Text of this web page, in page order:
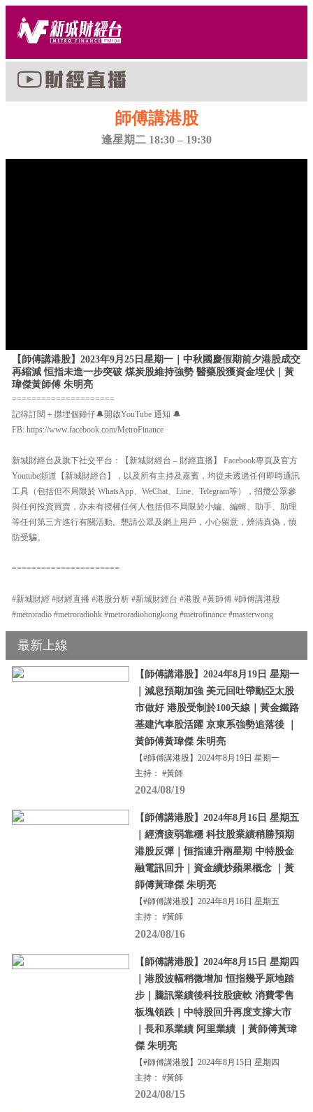
師傅講港股
逢星期二 18:30 – 19:30
【師傅講港股】2023年9月25日星期一｜中秋國慶假期前夕港股成交
再縮減 恒指未進一步突破 煤炭股維持強勢 醫藥股獲資金埋伏｜黃
瑋傑黃師傅 朱明亮
=====================
記得訂閱＋㩒埋個鐘仔🔔開啟YouTube 通知 🔔
FB: https://www.facebook.com/MetroFinance
新城財經台及旗下社交平台：【新城財經台 – 財經直播】 Facebook專頁及官方
Youtube頻道【新城財經台】，以及所有主持及嘉賓，均從未透過任何即時通訊
工具（包括但不局限於 WhatsApp、WeChat、Line、Telegram等），招攬公眾參
與任何投資買賣，亦未有授權任何人包括但不局限於小編、編輯、助手、助理
等任何第三方進行有關活動。懇請公眾及網上用戶，小心留意，辨清真偽，慎
防受騙。
======================
#新城財經 #財經直播 #港股分析 #新城財經台 #港股 #黃師傅 #師傅講港股
#metroradio #metroradiohk #metroradiohongkong #metrofinance #masterwong
最新上線
【師傅講港股】2024年8月19日 星期一
｜減息預期加強 美元回吐帶動亞太股
市做好 港股受制於100天線｜黃金鐵路
基建汽車股活躍 京東系強勢追落後 ｜
黃師傅黃瑋傑 朱明亮
【#師傅講港股】2024年8月19日 星期一
主持： #黃師
2024/08/19
【師傅講港股】2024年8月16日 星期五
｜經濟疲弱靠穩 科技股業績稍勝預期
港股反彈｜恒指連升兩星期 中特股金
融電訊回升｜資金續炒蘋果概念 ｜黃
師傅黃瑋傑 朱明亮
【#師傅講港股】2024年8月16日 星期五
主持： #黃師
2024/08/16
【師傅講港股】2024年8月15日 星期四
｜港股波幅稍微增加 恒指幾乎原地踏
步｜騰訊業績後科技股疲軟 消費零售
板塊領跌｜中特股回升再度支撐大市
｜長和系業績 阿里業績 ｜黃師傅黃瑋
傑 朱明亮
【#師傅講港股】2024年8月15日 星期四
主持： #黃師
2024/08/15